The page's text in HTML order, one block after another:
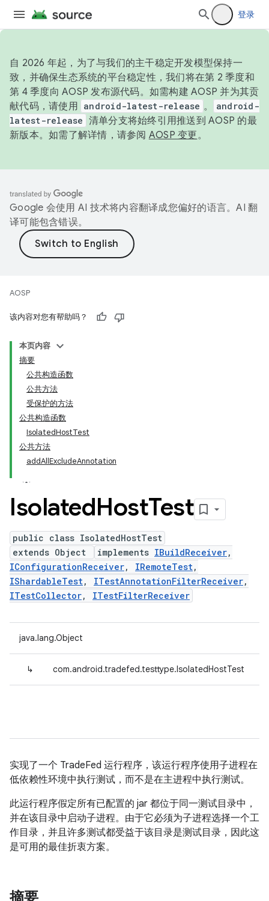
登录
自 2026 年起，为了与我们的主干稳定开发模型保持一
致，并确保生态系统的平台稳定性，我们将在第 2 季度和
第 4 季度向 AOSP 发布源代码。如需构建 AOSP 并为其贡
献代码，请使用 android-latest-release 。
android-
latest-release 清单分支将始终引用推送到 AOSP 的最
新版本。如需了解详情，请参阅 AOSP 变更。
Google 会使用 AI 技术将内容翻译成您偏好的语言。AI 翻
译可能包含错误。
AOSP
该内容对您有帮助吗？
本页内容
摘要
公共构造函数
公共方法
受保护的方法
公共构造函数
IsolatedHostTest
公共方法
addAllExcludeAnnotation
IsolatedHostTest
public class IsolatedHostTest
extends Object
implements IBuildReceiver,
IConfigurationReceiver, IRemoteTest,
IShardableTest, ITestAnnotationFilterReceiver,
ITestCollector, ITestFilterReceiver
java.lang.Object
↳ com.android.tradefed.testtype.IsolatedHostTest
实现了一个 TradeFed 运行程序，该运行程序使用子进程在
低依赖性环境中执行测试，而不是在主进程中执行测试。
此运行程序假定所有已配置的 jar 都位于同一测试目录中，
并在该目录中启动子进程。由于它必须为子进程选择一个工
作目录，并且许多测试都受益于该目录是测试目录，因此这
是可用的最佳折衷方案。
摘要